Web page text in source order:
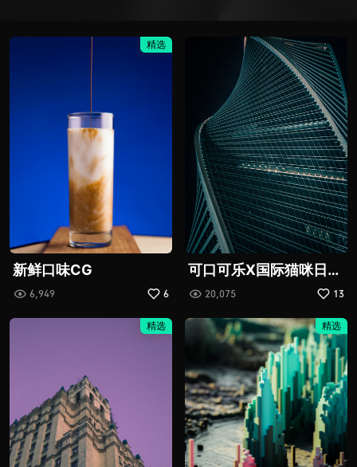
精选
新鲜口味CG
6,949 6
可口可乐X国际猫咪日：
给“流浪”的它们一个家
20,075 13
精选 精选